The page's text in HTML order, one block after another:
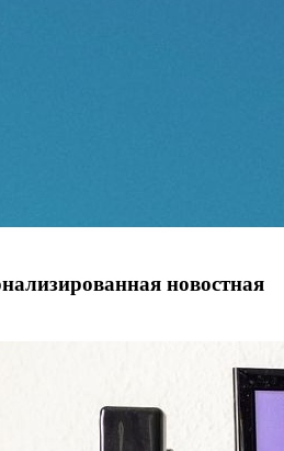
новостная